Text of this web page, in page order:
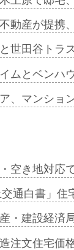
動産が提
世田谷トラ
ムとベンハ
、マンショ
空き地対応
交通白書」
・建設経済
注文住宅価